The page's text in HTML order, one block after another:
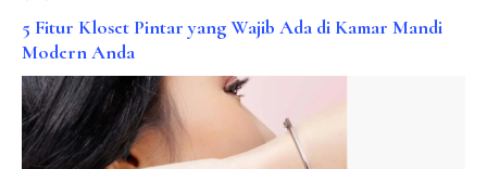
5 Fitur Kloset Pintar yang Wajib Ada di Kamar Mandi
Modern Anda